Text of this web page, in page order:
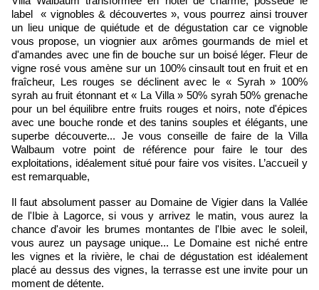
label « vignobles & découvertes », vous pourrez ainsi trouver
un lieu unique de quiétude et de dégustation car ce vignoble
vous propose, un viognier aux arômes gourmands de miel et
d'amandes avec une fin de bouche sur un boisé léger. Fleur de
vigne rosé vous amène sur un 100% cinsault tout en fruit et en
fraîcheur, Les rouges se déclinent avec le « Syrah » 100%
syrah au fruit étonnant et « La Villa » 50% syrah 50% grenache
pour un bel équilibre entre fruits rouges et noirs, note d'épices
avec une bouche ronde et des tanins souples et élégants, une
superbe découverte... Je vous conseille de faire de la Villa
Walbaum votre point de référence pour faire le tour des
exploitations, idéalement situé pour faire vos visites. L’accueil y
est remarquable,
Il faut absolument passer au Domaine de Vigier dans la Vallée
de l'Ibie à Lagorce, si vous y arrivez le matin, vous aurez la
chance d'avoir les brumes montantes de l'Ibie avec le soleil,
vous aurez un paysage unique... Le Domaine est niché entre
les vignes et la rivière, le chai de dégustation est idéalement
placé au dessus des vignes, la terrasse est une invite pour un
moment de détente.